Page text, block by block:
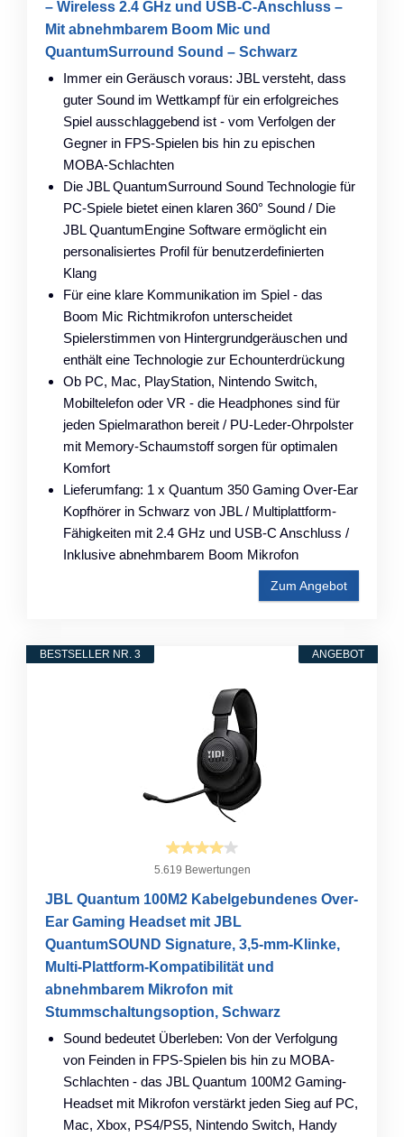
– Wireless 2.4 GHz und USB-C-Anschluss –
Mit abnehmbarem Boom Mic und
QuantumSurround Sound – Schwarz
Immer ein Geräusch voraus: JBL versteht, dass
guter Sound im Wettkampf für ein erfolgreiches
Spiel ausschlaggebend ist - vom Verfolgen der
Gegner in FPS-Spielen bis hin zu epischen
MOBA-Schlachten
Die JBL QuantumSurround Sound Technologie für
PC-Spiele bietet einen klaren 360° Sound / Die
JBL QuantumEngine Software ermöglicht ein
personalisiertes Profil für benutzerdefinierten
Klang
Für eine klare Kommunikation im Spiel - das
Boom Mic Richtmikrofon unterscheidet
Spielerstimmen von Hintergrundgeräuschen und
enthält eine Technologie zur Echounterdrückung
Ob PC, Mac, PlayStation, Nintendo Switch,
Mobiltelefon oder VR - die Headphones sind für
jeden Spielmarathon bereit / PU-Leder-Ohrpolster
mit Memory-Schaumstoff sorgen für optimalen
Komfort
Lieferumfang: 1 x Quantum 350 Gaming Over-Ear
Kopfhörer in Schwarz von JBL / Multiplattform-
Fähigkeiten mit 2.4 GHz und USB-C Anschluss /
Inklusive abnehmbarem Boom Mikrofon
Zum Angebot
ANGEBOT
BESTSELLER NR. 3
5.619 Bewertungen
JBL Quantum 100M2 Kabelgebundenes Over-
Ear Gaming Headset mit JBL
QuantumSOUND Signature, 3,5-mm-Klinke,
Multi-Plattform-Kompatibilität und
abnehmbarem Mikrofon mit
Stummschaltungsoption, Schwarz
Sound bedeutet Überleben: Von der Verfolgung
von Feinden in FPS-Spielen bis hin zu MOBA-
Schlachten - das JBL Quantum 100M2 Gaming-
Headset mit Mikrofon verstärkt jeden Sieg auf PC,
Mac, Xbox, PS4/PS5, Nintendo Switch, Handy